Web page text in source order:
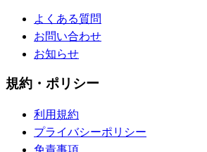
よくある質問
お問い合わせ
お知らせ
規約・ポリシー
利用規約
プライバシーポリシー
免責事項